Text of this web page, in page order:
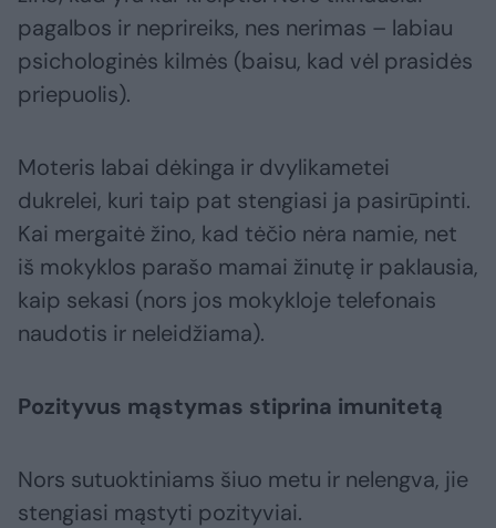
pagalbos ir neprireiks, nes nerimas – labiau
psichologinės kilmės (baisu, kad vėl prasidės
priepuolis).
Moteris labai dėkinga ir dvylikametei
dukrelei, kuri taip pat stengiasi ja pasirūpinti.
Kai mergaitė žino, kad tėčio nėra namie, net
iš mokyklos parašo mamai žinutę ir paklausia,
kaip sekasi (nors jos mokykloje telefonais
naudotis ir neleidžiama).
Pozityvus mąstymas stiprina imunitetą
Nors sutuoktiniams šiuo metu ir nelengva, jie
stengiasi mąstyti pozityviai.